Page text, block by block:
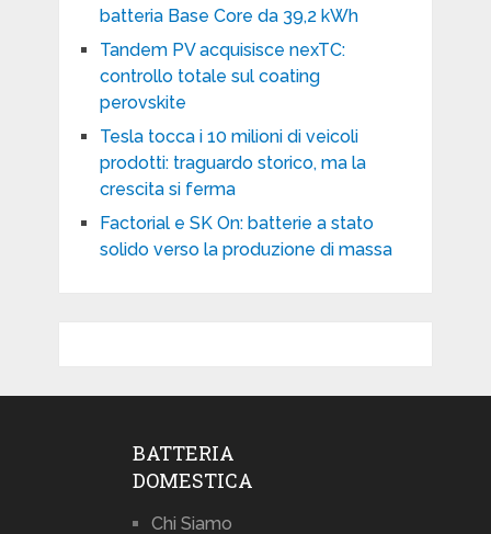
batteria Base Core da 39,2 kWh
Tandem PV acquisisce nexTC:
controllo totale sul coating
perovskite
Tesla tocca i 10 milioni di veicoli
prodotti: traguardo storico, ma la
crescita si ferma
Factorial e SK On: batterie a stato
solido verso la produzione di massa
BATTERIA
DOMESTICA
Chi Siamo